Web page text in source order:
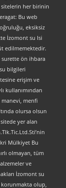
sitelerin her birinin
Bu web
eksiksiz
İzomont su Isi
edilmemektedir.
surette ön ihbara
bilgileri
erişim ve
kullanımından
menfi
olursa olsun
yer alan
Mülkiyet Bu
olmayan, tüm
ve
İzomont su
korunmakta olup,